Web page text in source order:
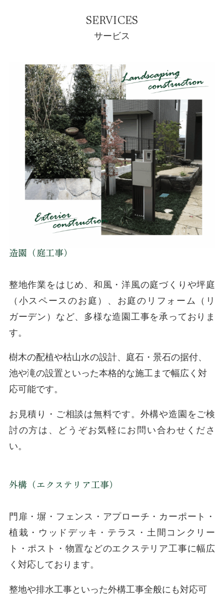
SERVICES
サービス
造園（庭工事）
整地作業をはじめ、和風・洋風の庭づくりや坪庭
（小スペースのお庭）、お庭のリフォーム（リ
ガーデン）など、多様な造園工事を承っておりま
す。
樹木の配植や枯山水の設計、庭石・景石の据付、
池や滝の設置といった本格的な施工まで幅広く対
応可能です。
お見積り・ご相談は無料です。外構や造園をご検
討の方は、どうぞお気軽にお問い合わせくださ
い。
外構（エクステリア工事）
門扉・塀・フェンス・アプローチ・カーポート・
植栽・ウッドデッキ・テラス・土間コンクリー
ト・ポスト・物置などのエクステリア工事に幅広
く対応しております。
整地や排水工事といった外構工事全般にも対応可